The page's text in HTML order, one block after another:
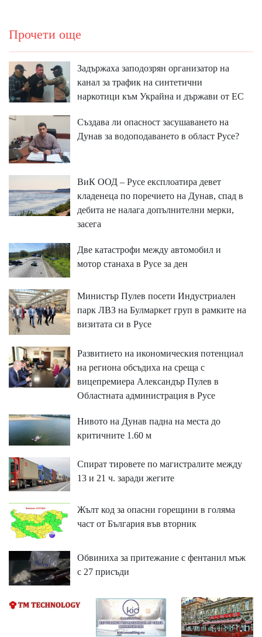
Прочети още
Задържаха заподозрян организатор на
канал за трафик на синтетични
наркотици към Украйна и държави от ЕС
Създава ли опасност засушаването на
Дунав за водоподаването в област Русе?
ВиК ООД – Русе експлоатира девет
кладенеца по поречието на Дунав, спад в
дебита не налага допълнителни мерки,
засега
Две катастрофи между автомобил и
мотор станаха в Русе за ден
Министър Пулев посети Индустриален
парк ЛВЗ на Булмаркет груп в рамките на
визитата си в Русе
Развитието на икономическия потенциал
на региона обсъдиха на среща с
вицепремиера Александър Пулев в
Областната администрация в Русе
Нивото на Дунав падна на места до
критичните 1.60 м
Спират тировете по магистралите между
13 и 21 ч. заради жегите
Жълт код за опасни горещини в голяма
част от България във вторник
Обвиниха за притежание с фентанил мъж
с 27 присъди